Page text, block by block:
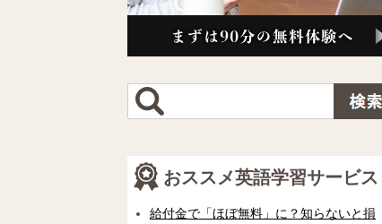
おススメ英語学習サービス
給付金で「ほぼ無料」に？知らないと損